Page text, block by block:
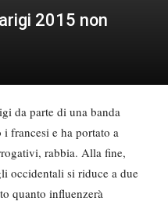
2015 non
da parte di una banda
francesi e ha portato a
rabbia. Alla fine,
occidentali si riduce a due
quanto influenzerà